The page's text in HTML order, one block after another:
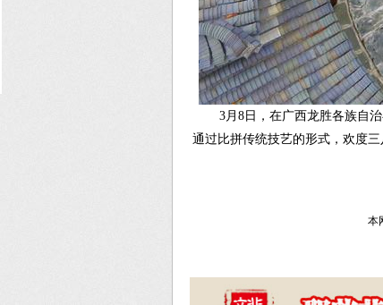
3月8日，在广西龙胜各族自
通过比拼传统技艺的形式，欢度
本